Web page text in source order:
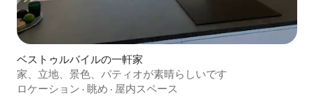
ベストゥルバイルの一軒家
家、立地、景色、パティオが素晴らしいです
ロケーション · 眺め · 屋内スペース